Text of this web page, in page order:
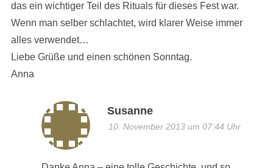
das ein wichtiger Teil des Rituals für dieses Fest war.
Wenn man selber schlachtet, wird klarer Weise immer
alles verwendet…
Liebe Grüße und einen schönen Sonntag.
Anna
Susanne
10. November 2013 um 07:44 Uhr